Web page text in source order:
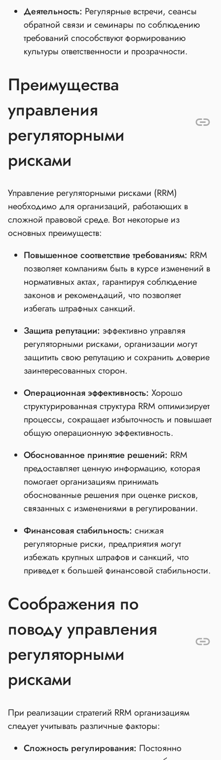
Деятельность: Регулярные встречи, сеансы
обратной связи и семинары по соблюдению
требований способствуют формированию
культуры ответственности и прозрачности.
Преимущества
управления
регуляторными
рисками
Управление регуляторными рисками (RRM)
необходимо для организаций, работающих в
сложной правовой среде. Вот некоторые из
основных преимуществ:
Повышенное соответствие требованиям: RRM
позволяет компаниям быть в курсе изменений в
нормативных актах, гарантируя соблюдение
законов и рекомендаций, что позволяет
избегать штрафных санкций.
Защита репутации: эффективно управляя
регуляторными рисками, организации могут
защитить свою репутацию и сохранить доверие
заинтересованных сторон.
Операционная эффективность: Хорошо
структурированная структура RRM оптимизирует
процессы, сокращает избыточность и повышает
общую операционную эффективность.
Обоснованное принятие решений: RRM
предоставляет ценную информацию, которая
помогает организациям принимать
обоснованные решения при оценке рисков,
связанных с изменениями в регулировании.
Финансовая стабильность: снижая
регуляторные риски, предприятия могут
избежать крупных штрафов и санкций, что
приведет к большей финансовой стабильности.
Соображения по
поводу управления
регуляторными
рисками
При реализации стратегий RRM организациям
следует учитывать различные факторы:
Сложность регулирования: Постоянно